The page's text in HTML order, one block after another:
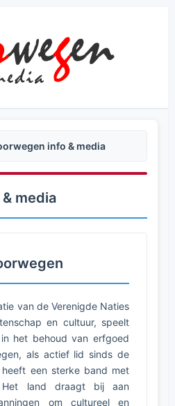
info & media
media
van de Verenigde Naties
en cultuur, speelt
het behoud van erfgoed
als actief lid sinds de
een sterke band met
Het land draagt bij aan
om cultureel en